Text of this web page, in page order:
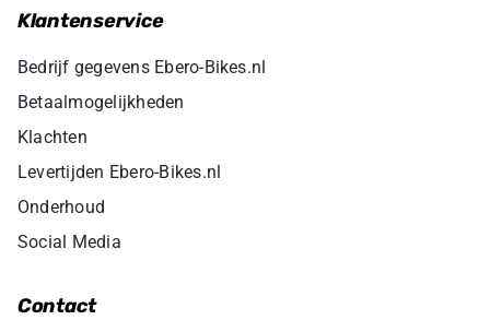
Klantenservice
Bedrijf gegevens Ebero-Bikes.nl
Betaalmogelijkheden
Klachten
Levertijden Ebero-Bikes.nl
Onderhoud
Social Media
Contact